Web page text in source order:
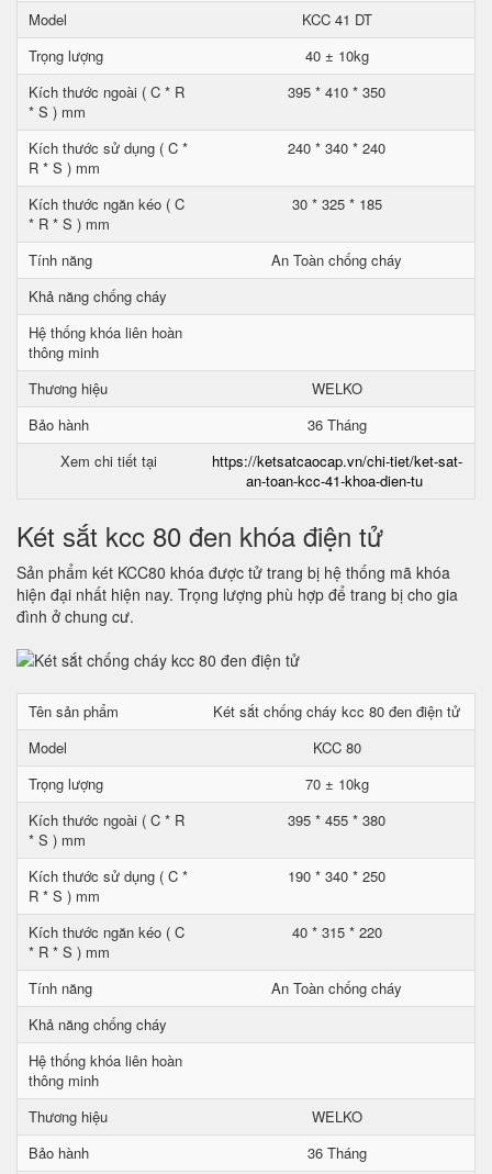
Model
KCC 41 DT
Trọng lượng
40 ± 10kg
Kích thước ngoài ( C * R
* S ) mm
395 * 410 * 350
Kích thước sử dụng ( C *
R * S ) mm
240 * 340 * 240
Kích thước ngăn kéo ( C
* R * S ) mm
30 * 325 * 185
Tính năng
An Toàn chống cháy
Khả năng chống cháy
Hệ thống khóa liên hoàn
thông minh
Thương hiệu
WELKO
Bảo hành
36 Tháng
Xem chi tiết tại
https://ketsatcaocap.vn/chi-tiet/ket-sat-
an-toan-kcc-41-khoa-dien-tu
Két sắt kcc 80 đen khóa điện tử
Sản phẩm két KCC80 khóa được tử trang bị hệ thống mã khóa
hiện đại nhất hiện nay. Trọng lượng phù hợp để trang bị cho gia
đình ở chung cư.
Tên sản phẩm
Két sắt chống cháy kcc 80 đen điện tử
Model
KCC 80
Trọng lượng
70 ± 10kg
Kích thước ngoài ( C * R
* S ) mm
395 * 455 * 380
Kích thước sử dụng ( C *
R * S ) mm
190 * 340 * 250
Kích thước ngăn kéo ( C
* R * S ) mm
40 * 315 * 220
Tính năng
An Toàn chống cháy
Khả năng chống cháy
Hệ thống khóa liên hoàn
thông minh
Thương hiệu
WELKO
Bảo hành
36 Tháng